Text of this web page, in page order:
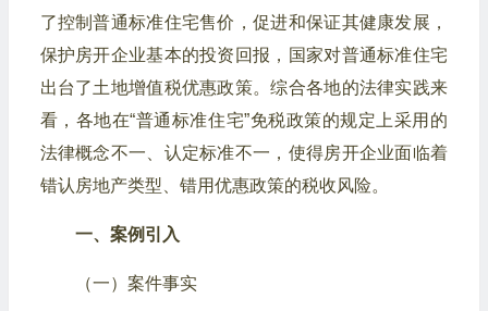
了控制普通标准住宅售价，促进和保证其健康发展，
保护房开企业基本的投资回报，国家对普通标准住宅
出台了土地增值税优惠政策。综合各地的法律实践来
看，各地在“普通标准住宅”免税政策的规定上采用的
法律概念不一、认定标准不一，使得房开企业面临着
错认房地产类型、错用优惠政策的税收风险。
一、案例引入
（一）案件事实